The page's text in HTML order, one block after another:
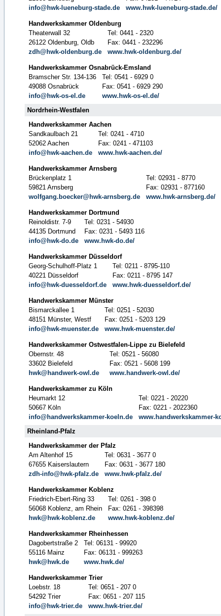
info@hwk-lueneburg-stade.de
www.hwk-lueneburg-stade.de/
Handwerkskammer Oldenburg
Theaterwall 32
Tel: 0441 - 2320
26122 Oldenburg, Oldb
Fax: 0441 - 232296
zdh@hwk-oldenburg.de
www.hwk-oldenburg.de/
Handwerkskammer Osnabrück-Emsland
Bramscher Str. 134-136
Tel: 0541 - 6929 0
49088 Osnabrück
Fax: 0541 - 6929 290
info@hwk-os-el.de
www.hwk-os-el.de/
Nordrhein-Westfalen
Handwerkskammer Aachen
Sandkaulbach 21
Tel: 0241 - 4710
52062 Aachen
Fax: 0241 - 471103
info@hwk-aachen.de
www.hwk-aachen.de/
Handwerkskammer Arnsberg
Brückenplatz 1
Tel: 02931 - 8770
59821 Arnsberg
Fax: 02931 - 877160
wolfgang.boecker@hwk-arnsberg.de
www.hwk-arnsberg.de/
Handwerkskammer Dortmund
Reinoldistr. 7-9
Tel: 0231 - 54930
44135 Dortmund
Fax: 0231 - 5493 116
info@hwk-do.de
www.hwk-do.de/
Handwerkskammer Düsseldorf
Georg-Schulhoff-Platz 1
Tel: 0211 - 8795-110
40221 Düsseldorf
Fax: 0211 - 8795 147
info@hwk-duesseldorf.de
www.hwk-duesseldorf.de/
Handwerkskammer Münster
Bismarckallee 1
Tel: 0251 - 52030
48151 Münster, Westf
Fax: 0251 - 5203 129
info@hwk-muenster.de
www.hwk-muenster.de/
Handwerkskammer Ostwestfalen-Lippe zu Bielefeld
Obernstr. 48
Tel: 0521 - 56080
33602 Bielefeld
Fax: 0521 - 5608 199
hwk@handwerk-owl.de
www.handwerk-owl.de/
Handwerkskammer zu Köln
Heumarkt 12
Tel: 0221 - 20220
50667 Köln
Fax: 0221 - 2022360
info@handwerkskammer-koeln.de
www.handwerkskammer-
Rheinland-Pfalz
Handwerkskammer der Pfalz
Am Altenhof 15
Tel: 0631 - 3677 0
67655 Kaiserslautern
Fax: 0631 - 3677 180
zdh-info@hwk-pfalz.de
www.hwk-pfalz.de/
Handwerkskammer Koblenz
Friedrich-Ebert-Ring 33
Tel: 0261 - 398 0
56068 Koblenz, am Rhein
Fax: 0261 - 398398
hwk@hwk-koblenz.de
www.hwk-koblenz.de/
Handwerkskammer Rheinhessen
Dagobertstraße 2
Tel: 06131 - 99920
55116 Mainz
Fax: 06131 - 999263
hwk@hwk.de
www.hwk.de/
Handwerkskammer Trier
Loebstr. 18
Tel: 0651 - 207 0
54292 Trier
Fax: 0651 - 207 115
info@hwk-trier.de
www.hwk-trier.de/